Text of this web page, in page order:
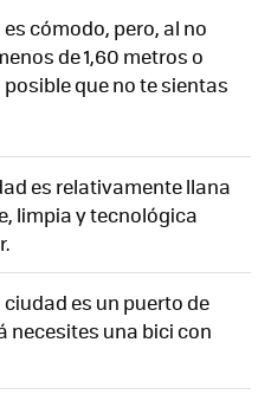
es cómodo, pero, al no
de 1,60 metros o
posible que no te sientas
es relativamente llana
limpia y tecnológica
ciudad es un puerto de
necesites una bici con